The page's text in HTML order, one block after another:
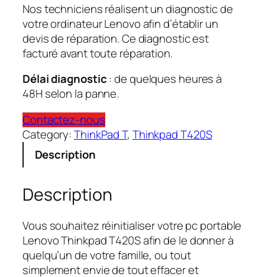
Nos techniciens réalisent un diagnostic de
votre ordinateur Lenovo afin d’établir un
devis de réparation. Ce diagnostic est
facturé avant toute réparation.
Délai diagnostic : de quelques heures à
48H selon la panne.
Contactez-nous
Category:ThinkPad T, Thinkpad T420S
Description
Description
Vous souhaitez réinitialiser votre pc portable
Lenovo Thinkpad T420S afin de le donner à
quelqu’un de votre famille, ou tout
simplement envie de tout effacer et